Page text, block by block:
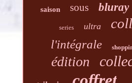
saison sous bluray
series ultra
l'intégrale
édition